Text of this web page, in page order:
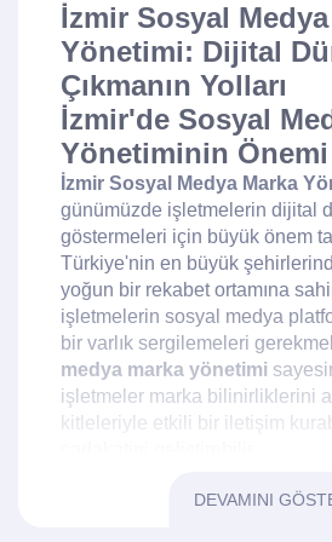
İzmir Sosyal
Yönetimi: Dijital
Çıkmanın Yolları
İzmir'de Sosyal
Yönetiminin Önemi
İzmir Sosyal Medya Marka
günümüzde işletmelerin dijital
göstermeleri için büyük önem
Türkiye'nin en büyük
yoğun bir rekabet ortamına
işletmelerin sosyal medya
bir varlık sergilemeleri
medya marka yönetimi
işletmeler marka bilinirliklerini
kitleleriyle etkili bir iletişim
Sosyal Medya
DEVAMINI